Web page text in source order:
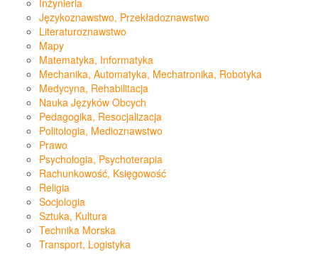
Inżynieria
Językoznawstwo, Przekładoznawstwo
Literaturoznawstwo
Mapy
Matematyka, Informatyka
Mechanika, Automatyka, Mechatronika, Robotyka
Medycyna, Rehabilitacja
Nauka Języków Obcych
Pedagogika, Resocjalizacja
Politologia, Medioznawstwo
Prawo
Psychologia, Psychoterapia
Rachunkowość, Księgowość
Religia
Socjologia
Sztuka, Kultura
Technika Morska
Transport, Logistyka